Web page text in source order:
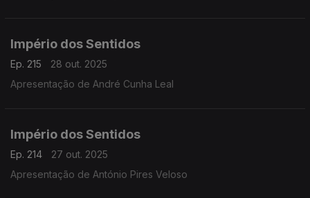
Império dos Sentidos
Ep. 215
28 out. 2025
Apresentação de André Cunha Leal
Império dos Sentidos
Ep. 214
27 out. 2025
Apresentação de António Pires Veloso